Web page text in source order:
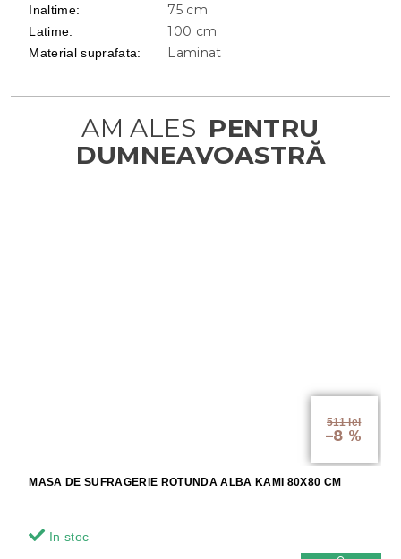
511 lei
–8 %
MASA DE SUFRAGERIE ROTUNDA ALBA KAMI 80X80 CM
In stoc
Inaltime: 75 cm
Latime: 100 cm
Material suprafata: Laminat